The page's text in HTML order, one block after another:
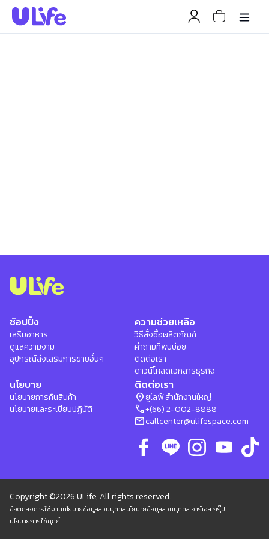
ช้อปปิ้ง
เสริมอาหาร
ดูแลความงาม
อุปกรณ์ส่งเสริมการขายอื่นๆ
ความช่วยเหลือ
วิธีสั่งซื้อผลิตภัณฑ์
คำถามที่พบบ่อย
ติดต่อเรา
ดาวน์โหลดเอกสารธุรกิจ
นโยบาย
นโยบายการคืนสินค้า
นโยบายและระเบียบปฏิบัติ
ติดต่อเรา
location_onยูไลฟ์ สำนักงานใหญ่
phone+(66) 2-002-8888
mailcallcenter@ulifespace.com
Copyright ©2026 ULife, All rights reserved.
ข้อตกลงการใช้งานนโยบายข้อมูลส่วนบุคคลนโยบายข้อมูลส่วนบุคคล อาร์เอส กรุ๊ป
นโยบายการใช้คุกกี้